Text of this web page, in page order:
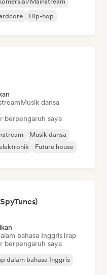
Hip-hop
Musik dansa
berpengaruh saya
Musik dansa
Future house
bahasa InggrisTrap
berpengaruh saya
dalam bahasa Inggris